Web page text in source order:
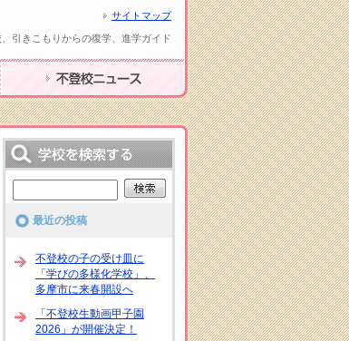
サイトマップ
引きこもりからの復学、進学ガイド
不登校ニュース
最近の投稿
不登校の子の受け皿に
「学びの多様化学校」、
多摩市に来春開設へ
「不登校生動画甲子園
2026」が開催決定！